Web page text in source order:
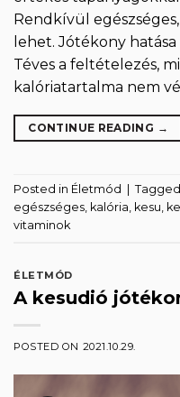
Rendkívül
lehet. Jótékony
Téves a feltételezés,
kalóriatartalma nem
CONTINUE READING →
Posted in Életmód Tagged
egészséges, kalória, kesu,
vitaminok
ÉLETMÓD
A kesudió
POSTED ON 2021.10.29.